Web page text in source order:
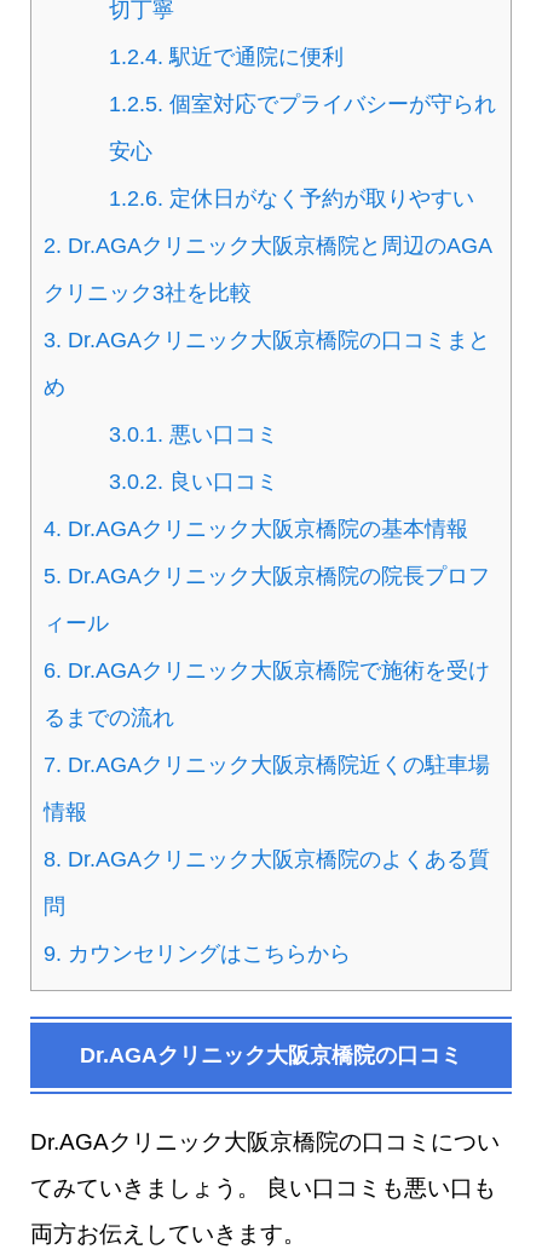
切丁寧
1.2.4. 駅近で通院に便利
1.2.5. 個室対応でプライバシーが守られ
安心
1.2.6. 定休日がなく予約が取りやすい
2. Dr.AGAクリニック大阪京橋院​と周辺のAGA
クリニック3社を比較
3. Dr.AGAクリニック大阪京橋院​の口コミまと
め
3.0.1. 悪い口コミ
3.0.2. 良い口コミ
4. Dr.AGAクリニック大阪京橋院​の基本情報
5. Dr.AGAクリニック大阪京橋院​の院長プロフ
ィール
6. Dr.AGAクリニック大阪京橋院​で施術を受け
るまでの流れ
7. Dr.AGAクリニック大阪京橋院​近くの駐車場
情報
8. Dr.AGAクリニック大阪京橋院のよくある質
問
9. カウンセリングはこちらから
Dr.AGAクリニック大阪京橋院​の口コミ
Dr.AGAクリニック大阪京橋院​の口コミについ
てみていきましょう。 良い口コミも悪い口も
両方お伝えしていきます。